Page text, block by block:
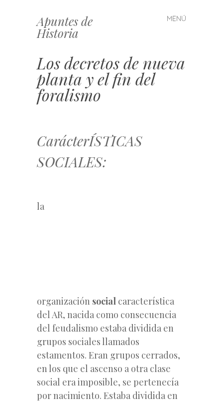
Apuntes de
Historia
MENÚ
Saltar
al
Los decretos de nueva
planta y el fin del
foralismo
CarácterÍSTICAS
SOCIALES:
la
organización social característica
del AR, nacida como consecuencia
del feudalismo estaba dividida en
grupos sociales llamados
estamentos. Eran grupos cerrados,
en los que el ascenso a otra clase
social era imposible, se pertenecía
por nacimiento. Estaba dividida en